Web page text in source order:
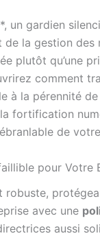
un gardien
la gestion
plutôt qu’une
comment
à la pérennité
fortification
de
pour Votre
avec une
aussi